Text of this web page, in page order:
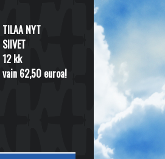
TILAA NYT
SIIVET
12 kk
vain 62,50 euroa!